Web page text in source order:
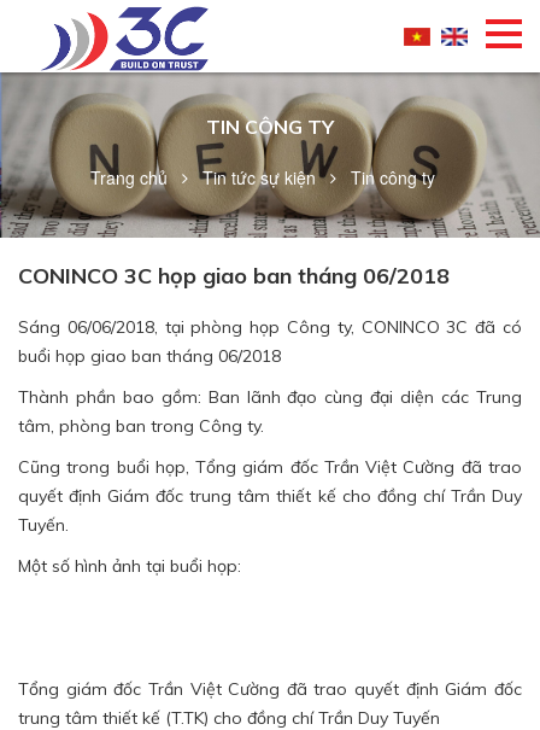
TIN CÔNG TY
Trang chủ Tin tức sự kiện Tin công ty
CONINCO 3C họp giao ban tháng 06/2018
Sáng 06/06/2018, tại phòng họp Công ty, CONINCO 3C đã có
buổi họp giao ban tháng 06/2018
Thành phần bao gồm: Ban lãnh đạo cùng đại diện các Trung
tâm, phòng ban trong Công ty.
Cũng trong buổi họp, Tổng giám đốc Trần Việt Cường đã trao
quyết định Giám đốc trung tâm thiết kế cho đồng chí Trần Duy
Tuyến.
Một số hình ảnh tại buổi họp:
Tổng giám đốc Trần Việt Cường đã trao quyết định Giám đốc
trung tâm thiết kế (T.TK) cho đồng chí Trần Duy Tuyến